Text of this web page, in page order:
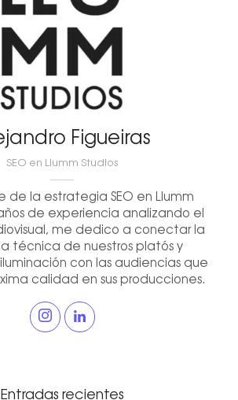
Figueiras
SEO en Llumm Studios
de la estrategia SEO en Llumm
de experiencia analizando el
me dedico a conectar la
técnica de nuestros platós y
con las audiencias que
calidad en sus producciones.
Entradas recientes